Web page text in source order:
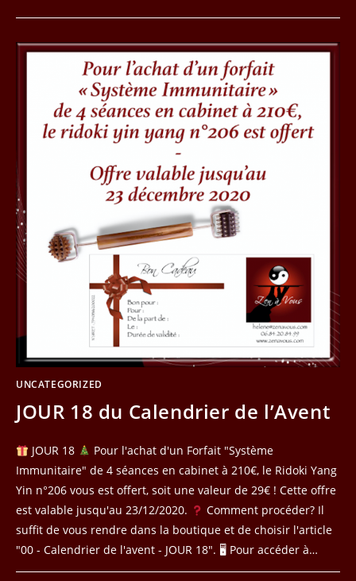
DU
DE
L’AVENT
UNCATEGORIZED
JOUR 18 du Calendrier de l’Avent
JOUR 18
Pour l'achat d'un Forfait "Système
Immunitaire" de 4 séances en cabinet à 210€, le Ridoki Yang
Yin n°206 vous est offert, soit une valeur de 29€ ! Cette offre
est valable jusqu'au 23/12/2020.
Comment procéder? Il
suffit de vous rendre dans la boutique et de choisir l'article
"00 - Calendrier de l'avent - JOUR 18". 🖥 Pour accéder à…